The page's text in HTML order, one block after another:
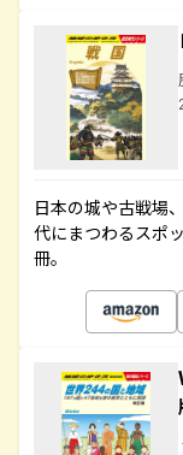
日本の城や古戦場
代にまつわるスポ
冊。